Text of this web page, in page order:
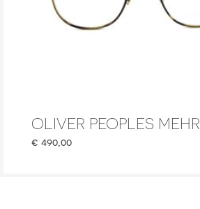
OLIVER PEOPLES MEHR
€ 490,00